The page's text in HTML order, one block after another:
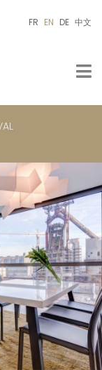
FR EN DE 中文